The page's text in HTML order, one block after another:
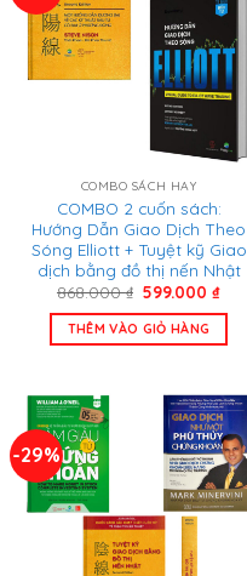
COMBO SÁCH HAY
COMBO 2 cuốn sách:
Hướng Dẫn Giao Dịch Theo
Sóng Elliott + Tuyệt kỹ Giao
dịch bằng đồ thị nến Nhật
868.000₫ Giá
là:
868.000 ₫.
599.000₫Giá
tại
THÊM VÀO GIỎ HÀNG
-29%